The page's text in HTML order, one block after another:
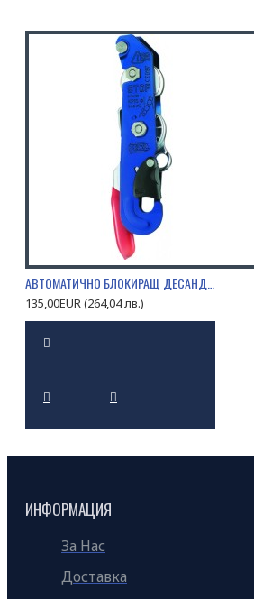
АВТОМАТИЧНО БЛОКИРАЩ ДЕСАНДЬОР STOP
135,00EUR (264,04 лв.)
ИНФОРМАЦИЯ
За Нас
Доставка